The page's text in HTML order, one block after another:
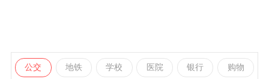
公交 地铁 学校 医院 银行 购物